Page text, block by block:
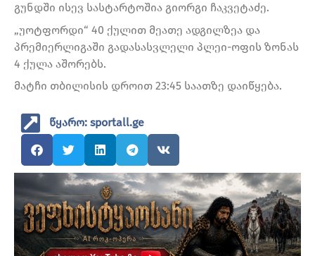
გუნდში ისევ სასტარტოშია გიორგი ჩაკვეტაძე.
„უოტფორდი“ 40 ქულით მეათე ადგილზეა და
პრემიერლიგაში გადასასვლელი პლეი-ოფის ზონას
4 ქულა აშორებს.
მატჩი თბილისის დროით 23:45 საათზე დაიწყება.
წყარო: sportall.ge